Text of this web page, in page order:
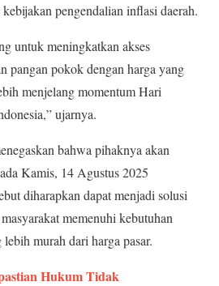
pengendalian inflasi daerah.
untuk meningkatkan akses
pangan pokok dengan harga yang
menjelang momentum Hari
ujarnya.
bahwa pihaknya akan
Kamis, 14 Agustus 2025
diharapkan dapat menjadi solusi
memenuhi kebutuhan
murah dari harga pasar.
Hukum Tidak